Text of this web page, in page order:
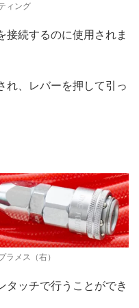
ィング
接続するのに使用されま
れ、レバーを押して引っ
ラメス（右）
タッチで行うことができ